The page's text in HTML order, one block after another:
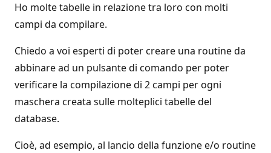
Ho molte tabelle in relazione tra loro con molti
campi da compilare.
Chiedo a voi esperti di poter creare una routine da
abbinare ad un pulsante di comando per poter
verificare la compilazione di 2 campi per ogni
maschera creata sulle molteplici tabelle del
database.
Cioè, ad esempio, al lancio della funzione e/o routine